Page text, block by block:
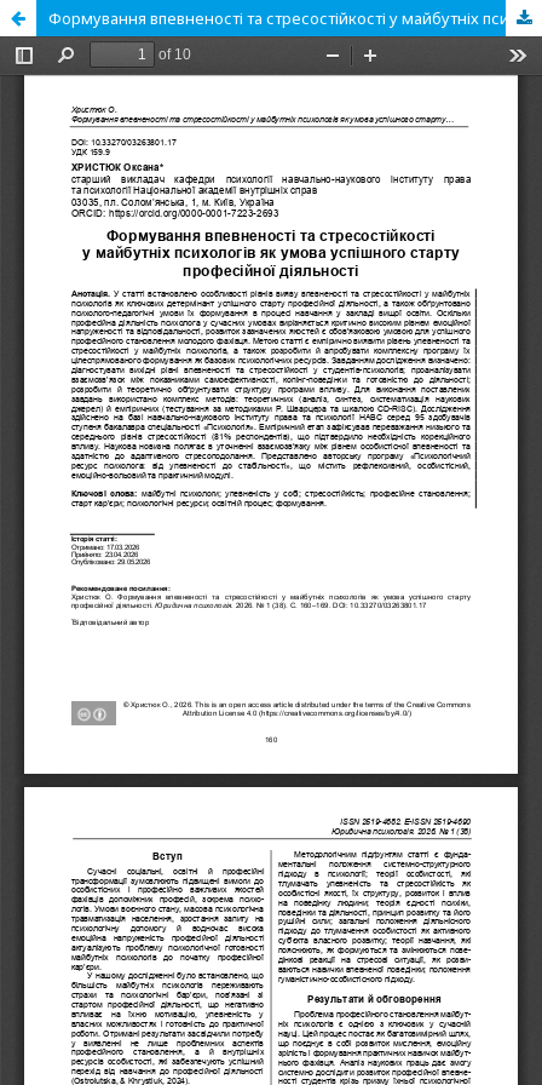
Формування впевненості та стресостійкості у майбутніх психологів як умова успішного старту професійної діяльності